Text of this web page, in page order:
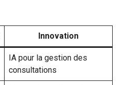
Innovation
IA pour la gestion des
consultations